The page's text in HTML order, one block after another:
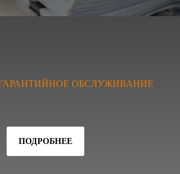
ОБСЛУЖИВАНИЕ
ПОДРОБНЕЕ